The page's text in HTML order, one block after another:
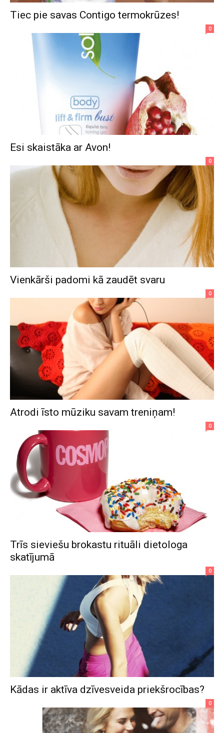
Tiec pie savas Contigo termokrūzes!
0
Esi skaistāka ar Avon!
0
Vienkārši padomi kā zaudēt svaru
0
Atrodi īsto mūziku savam treniņam!
0
Trīs sieviešu brokastu rituāli dietologa
skatījumā
0
Kādas ir aktīva dzīvesveida priekšrocības?
0